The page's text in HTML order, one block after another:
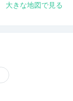
大きな地図で見る